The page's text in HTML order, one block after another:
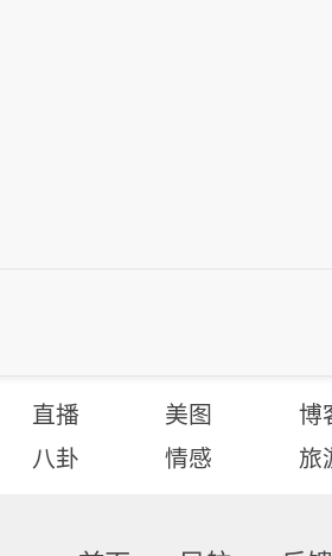
直播 美图 博
八卦 情感 旅